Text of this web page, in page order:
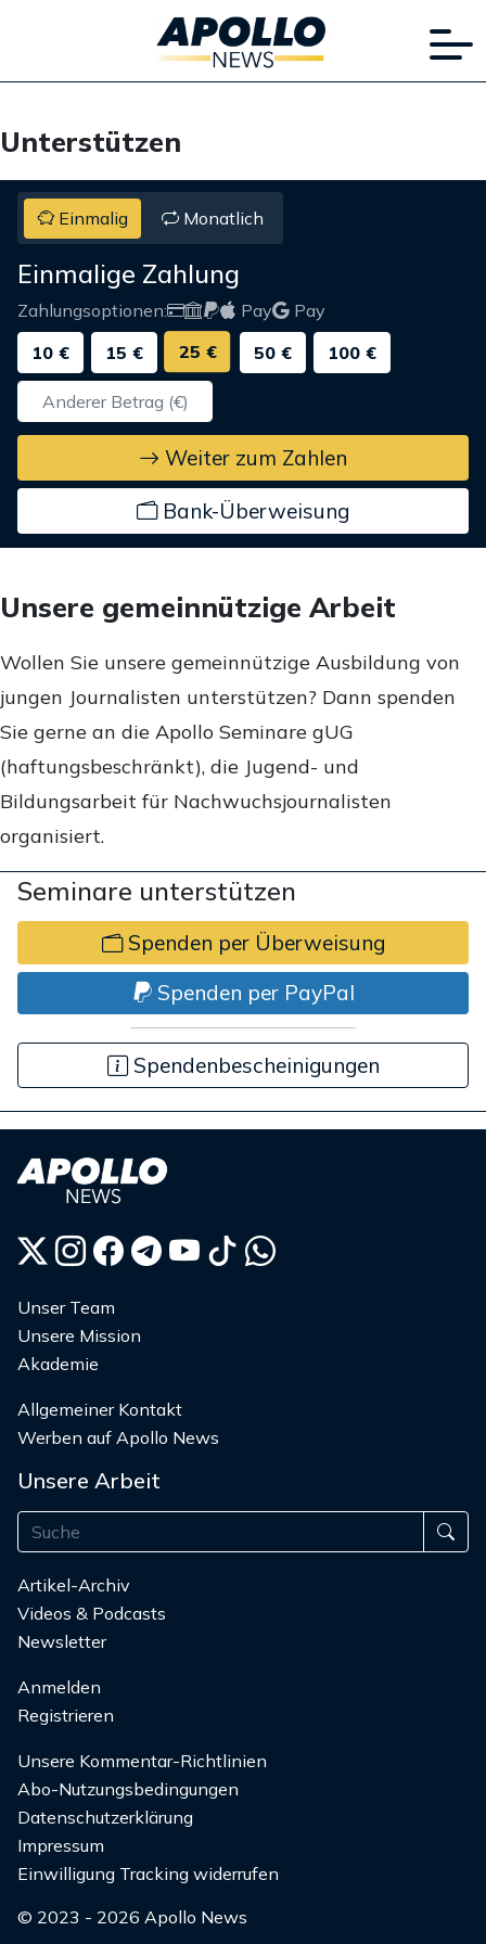
Unterstützen
Einmalig Monatlich
Einmalige Zahlung
Zahlungsoptionen: Pay
Pay
10 €
15 € 25 € 50 € 100 €
Weiter zum Zahlen
Bank-Überweisung
Unsere gemeinnützige Arbeit
Wollen Sie unsere gemeinnützige Ausbildung von
jungen Journalisten unterstützen? Dann spenden
Sie gerne an die Apollo Seminare gUG
(haftungsbeschränkt), die Jugend- und
Bildungsarbeit für Nachwuchsjournalisten
organisiert.
Seminare unterstützen
Spenden per Überweisung
Spenden per PayPal
Spendenbescheinigungen
Unser Team
Unsere Mission
Akademie
Allgemeiner Kontakt
Werben auf Apollo News
Unsere Arbeit
Artikel-Archiv
Videos & Podcasts
Newsletter
Anmelden
Registrieren
Unsere Kommentar-Richtlinien
Abo-Nutzungsbedingungen
Datenschutzerklärung
Impressum
Einwilligung Tracking widerrufen
© 2023 - 2026 Apollo News